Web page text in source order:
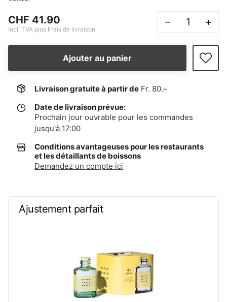
CHF 41.90
Incl. TVA plus Frais de livraison
– +
Ajouter au panier
Livraison gratuite à partir de Fr. 80.–
Date de livraison prévue:
Prochain jour ouvrable pour les commandes
jusqu'à 17:00
Conditions avantageuses pour les restaurants
et les détaillants de boissons
Demandez un compte ici
Ajustement parfait